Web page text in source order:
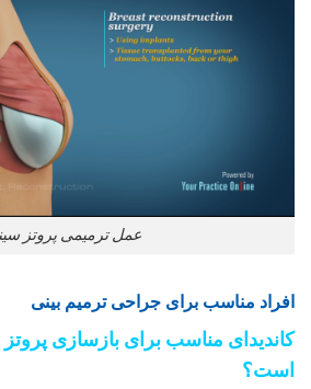
عمل ترمیمی پروتز
افراد مناسب برای جراحی ترمیم بینی
کاندیدای مناسب برای بازسازی
است؟